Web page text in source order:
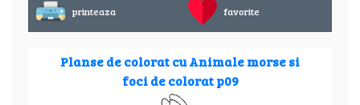
printeaza favorite
Planse de colorat cu Animale morse si
foci de colorat p09